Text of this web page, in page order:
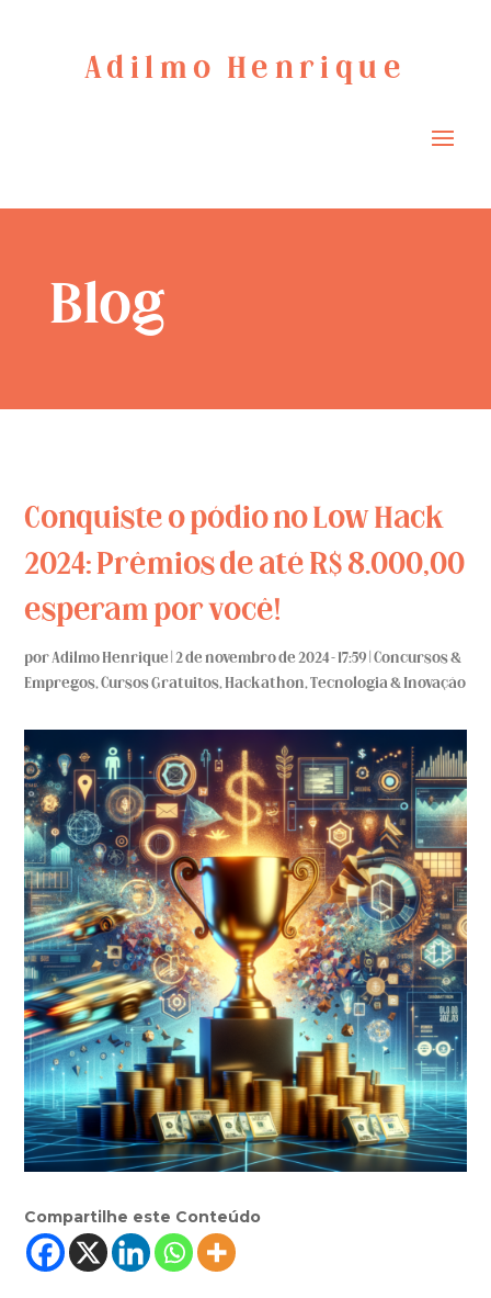
Adilmo Henrique
Blog
Conquiste o pódio no Low Hack
2024: Prêmios de até R$ 8.000,00
esperam por você!
porAdilmo Henrique |2 de novembro de 2024 - 17:59|Concursos &
Empregos,Cursos Gratuitos,Hackathon,Tecnologia & Inovação
Compartilhe este Conteúdo